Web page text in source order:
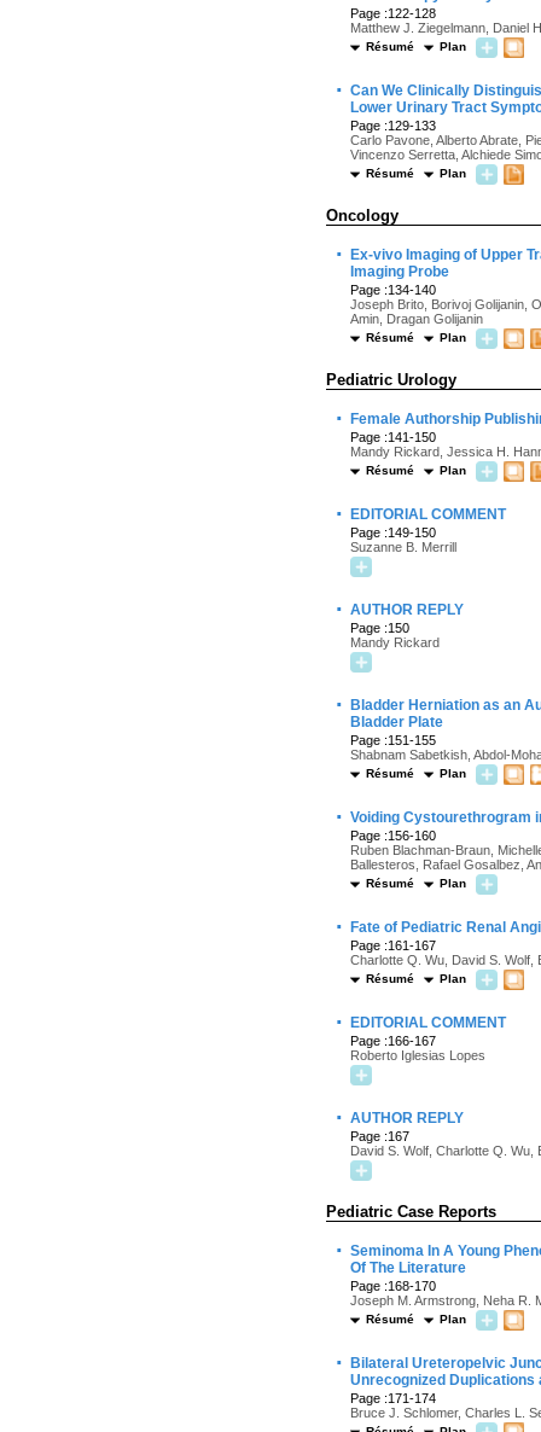
Page :122-128
Matthew J. Ziegelmann, Daniel
Résumé Plan
· Can We Clinically
Lower Urinary Tract
Page :129-133
Carlo Pavone, Alberto Abrate,
Vincenzo Serretta, Alchiede
Résumé Plan
Oncology
·
Ex-vivo Imaging of Upper
Imaging Probe
Page :134-140
Joseph Brito, Borivoj Golijanin,
Amin, Dragan Golijanin
Résumé Plan
Pediatric Urology
· Female Authorship
Page :141-150
Mandy Rickard, Jessica H.
Résumé Plan
· EDITORIAL COMMENT
Page :149-150
Suzanne B. Merrill
· AUTHOR REPLY
Page :150
Mandy Rickard
·
Bladder Herniation as an
Bladder Plate
Page :151-155
Shabnam Sabetkish, Abdol-
Résumé Plan
· Voiding Cystourethrogram
Page :156-160
Ruben Blachman-Braun,
Ballesteros, Rafael Gosalbez,
Résumé Plan
· Fate of Pediatric Renal
Page :161-167
Charlotte Q. Wu, David S. Wolf,
Résumé Plan
· EDITORIAL COMMENT
Page :166-167
Roberto Iglesias Lopes
· AUTHOR REPLY
Page :167
David S. Wolf, Charlotte Q. Wu,
Pediatric Case Reports
· Seminoma In A Young
Of The Literature
Page :168-170
Joseph M. Armstrong, Neha R.
Résumé Plan
·
Bilateral Ureteropelvic
Unrecognized Duplications
Page :171-174
Bruce J. Schlomer, Charles L.